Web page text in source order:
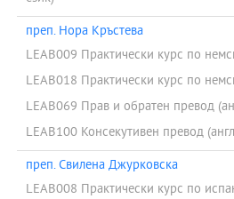
преп. Нора Кръстева
LEAB009 Практически курс по
LEAB018 Практически курс по
LEAB069 Прав и обратен превод
LEAB100 Консекутивен превод
преп. Свилена Джурковска
LEAB008 Практически курс по